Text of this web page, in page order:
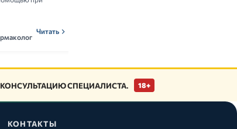
Читать
СПЕЦИАЛИСТА. 18+
КОНТАКТЫ